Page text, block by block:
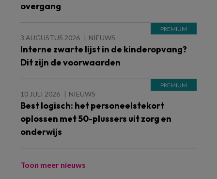
overgang
3 AUGUSTUS 2026 NIEUWS
Interne zwarte lijst in de kinderopvang?
Dit zijn de voorwaarden
10 JULI 2026 NIEUWS
Best logisch: het personeelstekort
oplossen met 50-plussers uit zorg en
onderwijs
Toon meer nieuws